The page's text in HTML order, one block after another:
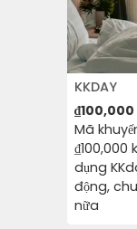
KKDAY
₫100,000
Mã
₫100,000
dụng
động,
nữa